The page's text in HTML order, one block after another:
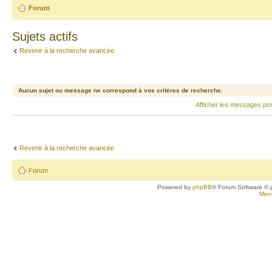
Forum
Sujets actifs
Revenir à la recherche avancée
Aucun sujet ou message ne correspond à vos critères de recherche.
Afficher les messages
Revenir à la recherche avancée
Forum
Powered byphpBB® Forum Software ©